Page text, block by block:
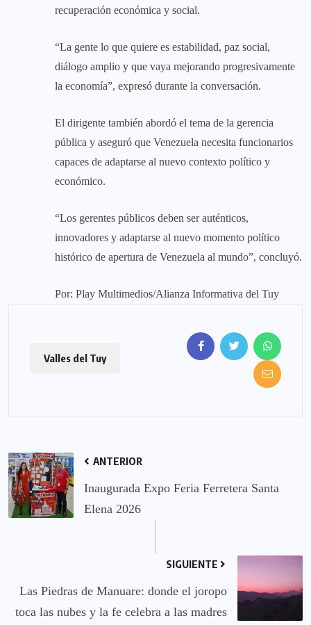
recuperación económica y social.
‎“La gente lo que quiere es estabilidad, paz social,
diálogo amplio y que vaya mejorando progresivamente
la economía”, expresó durante la conversación.
‎El dirigente también abordó el tema de la gerencia
pública y aseguró que Venezuela necesita funcionarios
capaces de adaptarse al nuevo contexto político y
económico.
‎“Los gerentes públicos deben ser auténticos,
innovadores y adaptarse al nuevo momento político
histórico de apertura de Venezuela al mundo”, concluyó.
Por: Play Multimedios/Alianza Informativa del Tuy
Valles del Tuy
ANTERIOR
Inaugurada Expo Feria Ferretera Santa
Elena 2026
SIGUIENTE
Las Piedras de Manuare: donde el joropo
toca las nubes y la fe celebra a las madres